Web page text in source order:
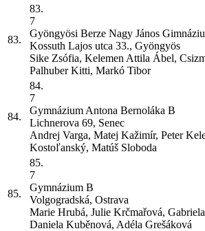
83.
83.
7
Gyöngyösi Berze Nagy János
Kossuth Lajos utca 33., Gyöngyös
Sike Zsófia, Kelemen Attila Ábel,
Palhuber Kitti, Markó Tibor
84.
84.
7
Gymnázium Antona Bernoláka B
Lichnerova 69, Senec
Andrej Varga, Matej Kažimír, Peter
Kostoľanský, Matúš Sloboda
85.
85.
7
Gymnázium B
Volgogradská, Ostrava
Marie Hrubá, Julie Krčmařová,
Daniela Kuběnová, Adéla Grešáková